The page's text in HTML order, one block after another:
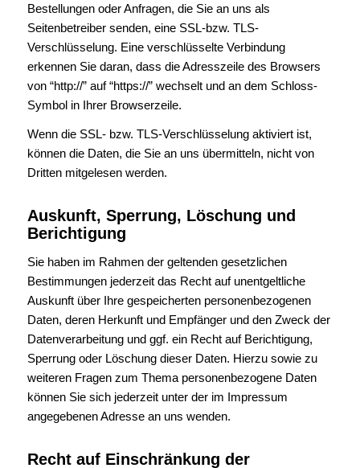
Bestellungen oder Anfragen, die Sie an uns als
Seitenbetreiber senden, eine SSL-bzw. TLS-
Verschlüsselung. Eine verschlüsselte Verbindung
erkennen Sie daran, dass die Adresszeile des Browsers
von “http://” auf “https://” wechselt und an dem Schloss-
Symbol in Ihrer Browserzeile.
Wenn die SSL- bzw. TLS-Verschlüsselung aktiviert ist,
können die Daten, die Sie an uns übermitteln, nicht von
Dritten mitgelesen werden.
Auskunft, Sperrung, Löschung und
Berichtigung
Sie haben im Rahmen der geltenden gesetzlichen
Bestimmungen jederzeit das Recht auf unentgeltliche
Auskunft über Ihre gespeicherten personenbezogenen
Daten, deren Herkunft und Empfänger und den Zweck der
Datenverarbeitung und ggf. ein Recht auf Berichtigung,
Sperrung oder Löschung dieser Daten. Hierzu sowie zu
weiteren Fragen zum Thema personenbezogene Daten
können Sie sich jederzeit unter der im Impressum
angegebenen Adresse an uns wenden.
Recht auf Einschränkung der